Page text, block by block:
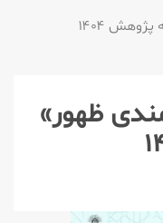
۱۴۰۴
ظهور»